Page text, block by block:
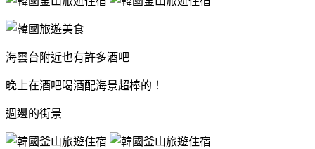
海雲台附近也有許多酒吧
晚上在酒吧喝酒配海景超棒的！
週邊的街景